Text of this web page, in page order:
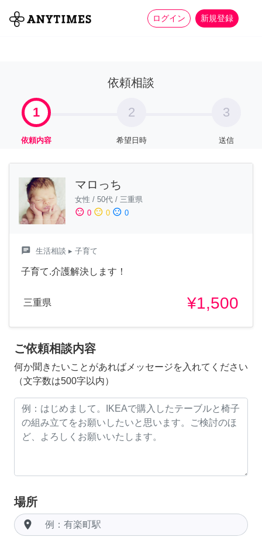
ログイン 新規登録
全て 家事 more_horiz
依頼相談
1
依頼内容
2
希望日時
3
送信
マロっち
女性 / 50代 / 三重県
sentiment_satisfied 0 sentiment_neutral 0 sentiment_dissatisfied 0
chat 生活相談 ▸ 子育て
子育て.介護解決します！
三重県 ¥1,500
ご依頼相談内容
何か聞きたいことがあればメッセージを入れてください
（文字数は500字以内）
場所
room